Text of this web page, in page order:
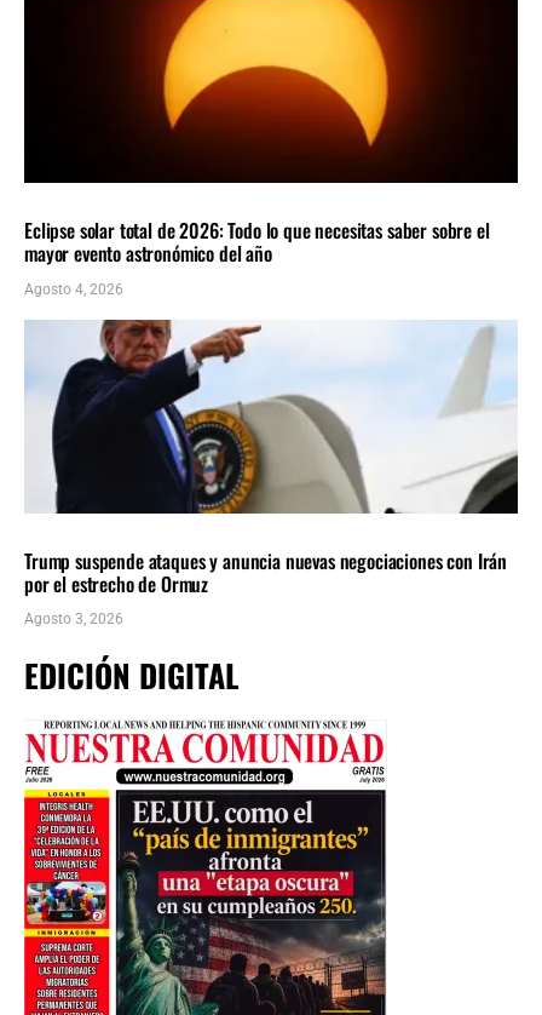
Eclipse solar total de 2026: Todo lo que necesitas saber sobre el
mayor evento astronómico del año
Agosto 4, 2026
Trump suspende ataques y anuncia nuevas negociaciones con Irán
por el estrecho de Ormuz
Agosto 3, 2026
EDICIÓN DIGITAL